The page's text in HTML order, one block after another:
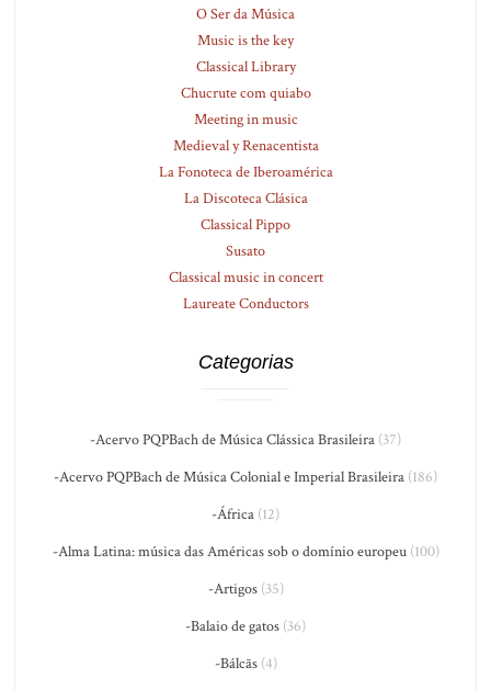
O Ser da Música
Music is the key
Classical Library
Chucrute com quiabo
Meeting in music
Medieval y Renacentista
La Fonoteca de Iberoamérica
La Discoteca Clásica
Classical Pippo
Susato
Classical music in concert
Laureate Conductors
Categorias
-Acervo PQPBach de Música Clássica Brasileira (37)
-Acervo PQPBach de Música Colonial e Imperial Brasileira (186)
-África (12)
-Alma Latina: música das Américas sob o domínio europeu(100)
-Artigos(35)
-Balaio de gatos (36)
-Bálcãs(4)